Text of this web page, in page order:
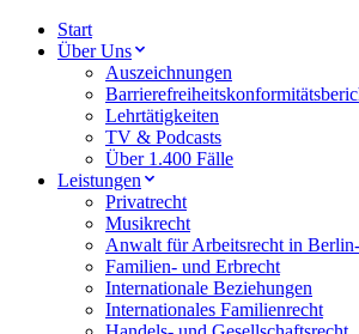
Start
Über Uns
Auszeichnungen
Lehrtätigkeiten
TV & Podcasts
Über 1.400 Fälle
Leistungen
Privatrecht
Musikrecht
Anwalt für Arbeitsrecht in
Familien- und Erbrecht
Internationale Beziehungen
Internationales Familienrecht